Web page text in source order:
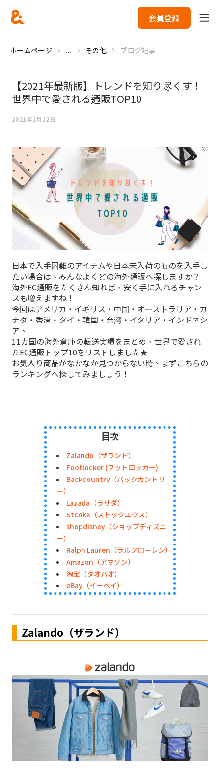
会員登録
ホームページ ... その他 ブログ記事
【2021年最新版】トレンドを知り尽くす！
世界中で愛される通販TOP10
2021年1月12日
日本で入手困難のアイテムや日本未入荷のものを入手し
たい場合は、みんなよくどの海外通販へ探しますか？
海外EC通販をたくさん知れば、安く手に入れるチャン
スも増えますね！
今回はアメリカ・イギリス・中国・オーストラリア・カ
ナダ・香港・タイ・韓国・台湾・イタリア・インドネシ
ア、
11カ国の海外倉庫の転送実績をまとめ、世界で愛され
たEC通販トップ10をリストしました★
お気入り商品がなかなか見つからない時、まずこちらの
ランキングへ探してみましょう！
目次
Zalando（ザランド）
Footlocker (フットロッカー)
Backcountry（バックカントリ
ー）
Lazada（ラザダ）
StcokX（ストックエクス）
shopdisney（ショップディズニ
ー）
Ralph Lauren（ラルフローレン）
Amazon（アマゾン）
淘宝（タオバオ）
eBay（イーベイ）
Zalando（ザランド）